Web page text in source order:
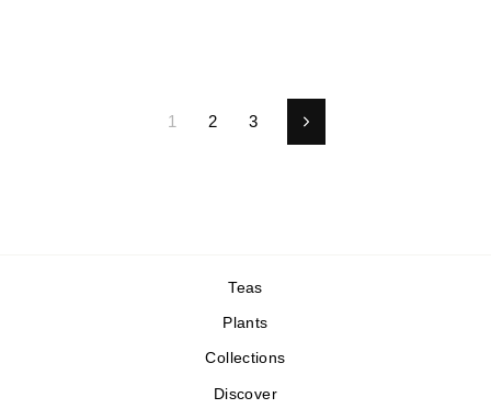
1 2 3 Next
Teas
Plants
Collections
Discover